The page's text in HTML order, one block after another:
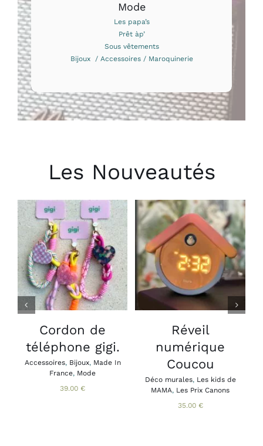
Mode
Les papa’s
Prêt àp’
Sous vêtements
Bijoux / Accessoires / Maroquinerie
Les Nouveautés
CHOIX DES
OPTIONS
CE
PRODUIT
A
PLUSIEURS
VARIATIONS.
LES
OPTIONS
PEUVENT
ÊTRE
CHOISIES
/
DÉTAILS
Cordon de
téléphone gigi.
Accessoires, Bijoux, Made In
France, Mode
39.00 €
AJOUTER AU
PANIER
/
DÉTAILS
Réveil
numérique
Coucou
Déco murales, Les kids de
MAMA, Les Prix Canons
35.00 €